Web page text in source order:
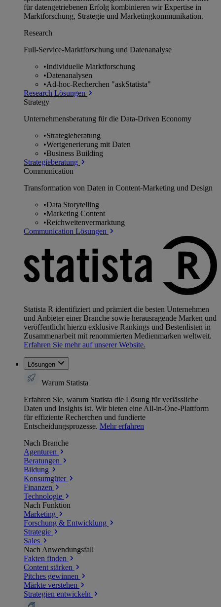
für datengetriebenen Erfolg kombinieren wir Expertise in
Marktforschung, Strategie und Marketingkommunikation.
Research
Full-Service-Marktforschung und Datenanalyse
•Individuelle Marktforschung
•Datenanalysen
•Ad-hoc-Recherchen "askStatista"
Research Lösungen
Strategy
Unternehmens­beratung für die Data-Driven Economy
•Strategieberatung
•Wertgenerierung mit Daten
•Business Building
Strategieberatung
Communication
Transformation von Daten in Content-Marketing und Design
•Data Storytelling
•Marketing Content
•Reichweitenvermarktung
Communication Lösungen
Statista R identifiziert und prämiert die besten Unternehmen
und Anbieter einer Branche sowie herausragende Marken und
veröffentlicht hierzu exklusive Rankings und Bestenlisten in
Zusammenarbeit mit renommierten Medienmarken weltweit.
Erfahren Sie mehr auf unserer Website.
Lösungen
Warum Statista
Erfahren Sie, warum Statista die Lösung für verlässliche
Daten und Insights ist. Wir bieten eine All-in-One-Plattform
für effiziente Recherchen und fundierte
Entscheidungsprozesse. Mehr erfahren
Nach Branche
Agenturen
Beratungen
Bildung
Konsumgüter
Finanzen
Technologie
Nach Funktion
Marketing
Forschung & Entwicklung
Strategie
Sales
Nach Anwendungsfall
Fakten finden
Content stärken
Pitches gewinnen
Märkte verstehen
Strategien entwickeln